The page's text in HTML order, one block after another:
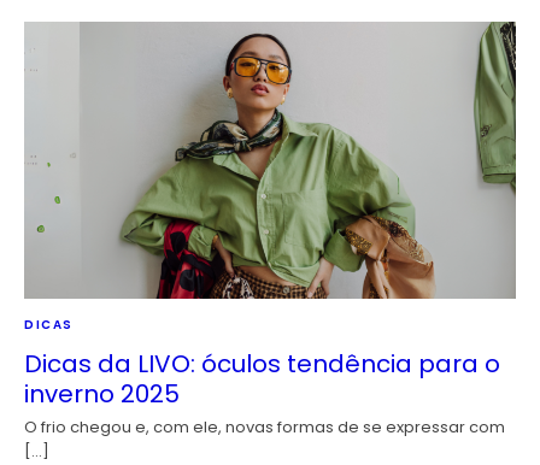
DICAS
Dicas da LIVO: óculos tendência para o
inverno 2025
O frio chegou e, com ele, novas formas de se expressar com
[…]